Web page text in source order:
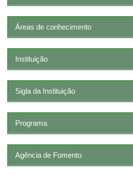
Áreas de conhecimento
Instituição
Sigla da Instituição
Programa
Agência de Fomento